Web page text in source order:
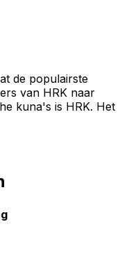
de populairste
van HRK naar
kuna's is HRK. Het